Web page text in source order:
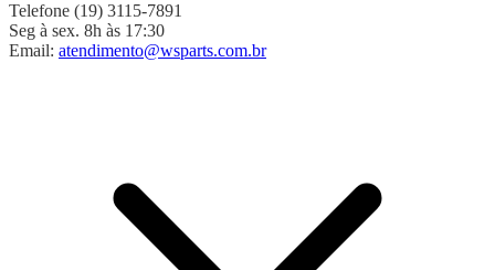
Telefone (19) 3115-7891
Seg à sex. 8h às 17:30
Email: atendimento@wsparts.com.br